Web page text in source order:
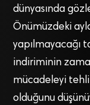
dünyasında
Önümüzdeki
yapılmayacağı
indiriminin
mücadeleyi
olduğunu